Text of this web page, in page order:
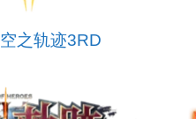
空之轨迹3RD